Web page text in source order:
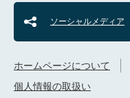
ソーシャルメディア
ホームページについて
個人情報の取扱い